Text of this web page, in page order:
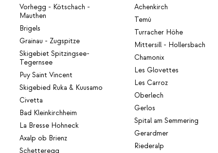
Vorhegg - Kötschach -
Mauthen
Brigels
Grainau - Zugspitze
Skigebiet Spitzingsee-
Tegernsee
Puy Saint Vincent
Skigebied Ruka & Kuusamo
Civetta
Bad Kleinkirchheim
La Bresse Hohneck
Axalp ob Brienz
Schetteregg
Achenkirch
Temù
Turracher Höhe
Mittersill - Hollersbach
Chamonix
Les Glovettes
Les Carroz
Oberlech
Gerlos
Spital am Semmering
Gerardmer
Riederalp